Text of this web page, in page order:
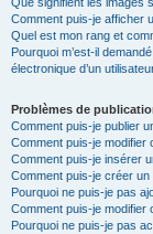
Que signifient les images
Comment puis-je afficher
Quel est mon rang et
Pourquoi m’est-il
électronique d’un
Problèmes de
Comment puis-je publier
Comment puis-je modifier
Comment puis-je insérer
Comment puis-je créer un
Pourquoi ne puis-je pas
Comment puis-je modifier
Pourquoi ne puis-je pas